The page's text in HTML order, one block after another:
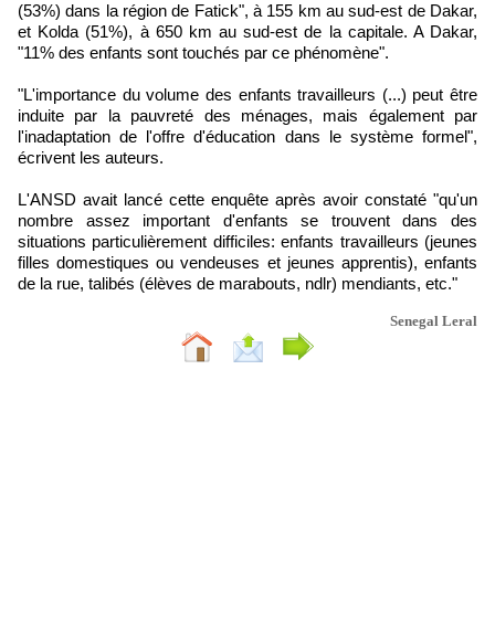
(53%) dans la région de Fatick", à 155 km au sud-est de Dakar,
et Kolda (51%), à 650 km au sud-est de la capitale. A Dakar,
"11% des enfants sont touchés par ce phénomène".
"L'importance du volume des enfants travailleurs (...) peut être
induite par la pauvreté des ménages, mais également par
l'inadaptation de l'offre d'éducation dans le système formel",
écrivent les auteurs.
L'ANSD avait lancé cette enquête après avoir constaté "qu'un
nombre assez important d'enfants se trouvent dans des
situations particulièrement difficiles: enfants travailleurs (jeunes
filles domestiques ou vendeuses et jeunes apprentis), enfants
de la rue, talibés (élèves de marabouts, ndlr) mendiants, etc."
Senegal Leral